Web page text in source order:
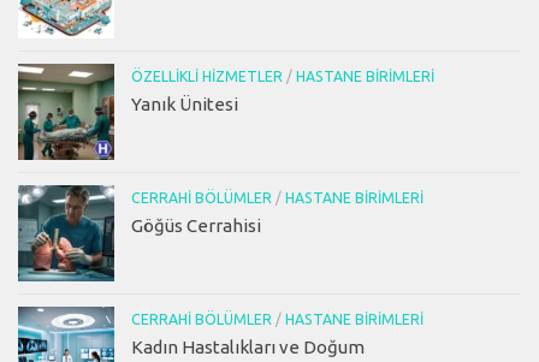
ÖZELLIKLI HIZMETLER / HASTANE BIRIMLERI
Yanık Ünitesi
CERRAHI BÖLÜMLER / HASTANE BIRIMLERI
Göğüs Cerrahisi
CERRAHI BÖLÜMLER / HASTANE BIRIMLERI
Kadın Hastalıkları ve Doğum